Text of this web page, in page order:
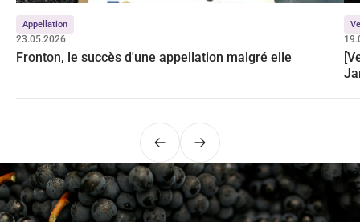
Appellation
23.05.2026
Fronton, le succès d'une appellation malgré elle
PrécédentSuivant